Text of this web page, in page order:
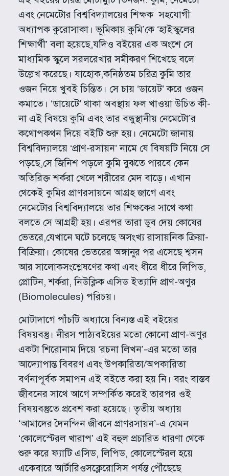
এবং নেমেটোর বিশ্ববিদ্যালয়ের শিক্ষক সহযোগী
অধ্যাপক কুরোসাকা। ভূমিকায় কুমি’কে ‘হাইস্কুলের
শিক্ষার্থী’ বলা হয়েছে,যদিও বইয়ের এক অংশে সে
মাধ্যমিক স্কুলে সরলরেখার সমীকরণ শিখেছে বলে
উল্লেখ করেছে। যাহোক,কনিষ্ঠতম চরিত্র কুমি তার
ওজন নিয়ে খুবই চিন্তিত। সে চায় ‘ডায়েট’ করে ওজন
কমাতে। ‘ডায়েটে’ থাকা অবস্থায় ফল খাওয়া উচিত কী-
না এই বিষয়ে কুমি এবং তার বন্ধুস্থানীয় নেমেটো’র
কথোপকথন দিয়ে বইটি শুরু হয়। নেমেটো জানায়
বিশ্ববিদ্যালয়ে ‘প্রাণ-রসায়ন’ নামে যে বিষয়টি নিয়ে সে
পড়ছে,সে জিনিশ পড়লে কুমি বুঝতে পারবে কেন
অতিরিক্ত শর্করা খেলে শরীরের মেদ বাড়ে। এখান
থেকেই কুমির প্রাণরসায়নে আগ্রহ জাগে এবং
নেমেটোর বিশ্ববিদ্যালয়ে তার শিক্ষকের সাথে কথা
বলতে সে আগ্রহী হয়। এরপর তারা ডুব দেয় কোষের
ভেতরে,যেখানে ঘটে চলেছে অসংখ্য রাসায়নিক ক্রিয়া-
বিক্রিয়া। কোষের ভেতরের অঙ্গানুর পর এসেছে শ্বসন
আর সালোকসংশ্লেষণের কথা এবং ধীরে ধীরে লিপিড,
প্রোটিন, শর্করা, নিউক্লিক এসিড ইত্যাদি প্রাণ-অণুর
(Biomolecules) পরিচয়।
মোটাদাগে পাঁচটি অধ্যায়ে বিন্যস্ত এই বইয়ের
বিষয়বস্তু। নীরস পাঠ্যবইয়ের মতো কোনো প্রাণ-অণুর
একটা শিরোনাম দিয়ে ‘রচনা লিখন’-এর মতো তার
আদ্যোপান্ত বিবরণ এবং উপকারিতা/অপকারিতা
বর্ণনাপূর্বক সমাপন এই বইতে করা হয় নি। বরং বাস্তব
জীবনের সাথে আগে সম্পর্কিত করেই তারপর ওই
বিষয়বস্তুতে প্রবেশ করা হয়েছে। তৃতীয় অধ্যায়
‘আমাদের দৈনন্দিন জীবনে প্রাণরসায়ন’-এ যেমন
‘কোলেস্টেরল খারাপ’ এই বহুল প্রচারিত ধারণা থেকে
শুরু করে ফ্যাটি এসিড, লিপিড, কোলেস্টেরল হয়ে
একেবারে আর্টারিওসক্লেরোসিস পর্যন্ত পৌঁছেছে